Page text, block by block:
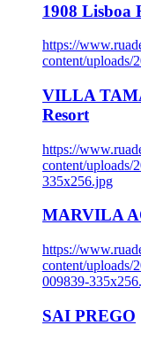
1908 Lisboa
https://
content/uploads/
VILLA
Resort
https://
content/uploads/
335x256.jpg
MARVILA
https://
content/uploads/
009839-
SAI PREGO